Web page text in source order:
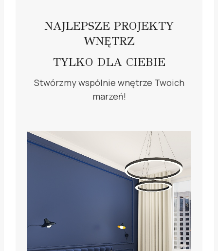
NAJLEPSZE PROJEKTY
WNĘTRZ
TYLKO DLA CIEBIE
Stwórzmy wspólnie wnętrze Twoich
marzeń!